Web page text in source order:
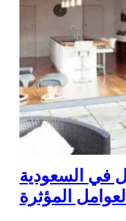
في السعودية
المؤثرة